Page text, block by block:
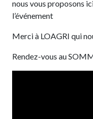
nous vous proposons
l’événement
Merci à LOAGRI qui
Rendez-vous au